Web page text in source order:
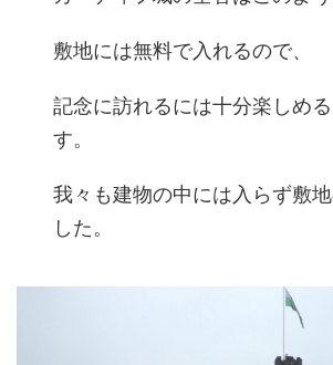
敷地には無料で入れるので、
記念に訪れるには十分楽しめ
す。
我々も建物の中には入らず敷
した。